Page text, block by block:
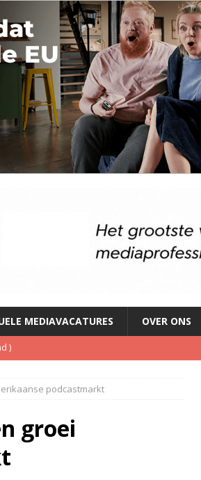
MEDIAVACATURES OVER ONS
)
Nederland)
Radio
podcastmarkt
groei